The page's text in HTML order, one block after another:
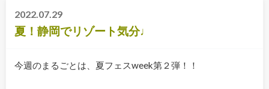
2022.07.29
夏！静岡でリゾート気分♩
今週のまるごとは、夏フェスweek第２弾！！